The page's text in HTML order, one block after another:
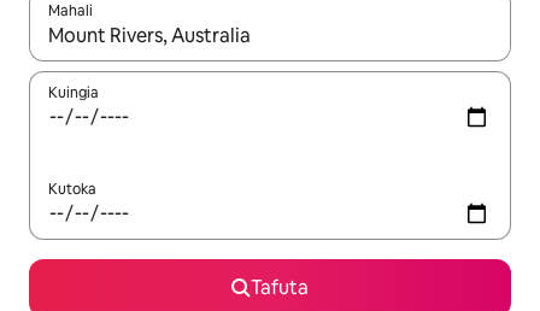
Mahali
Wakati matokeo yanapatikana, vinjari kwa kutumia vitufe vya
Kuingia
Kutoka
Tafuta